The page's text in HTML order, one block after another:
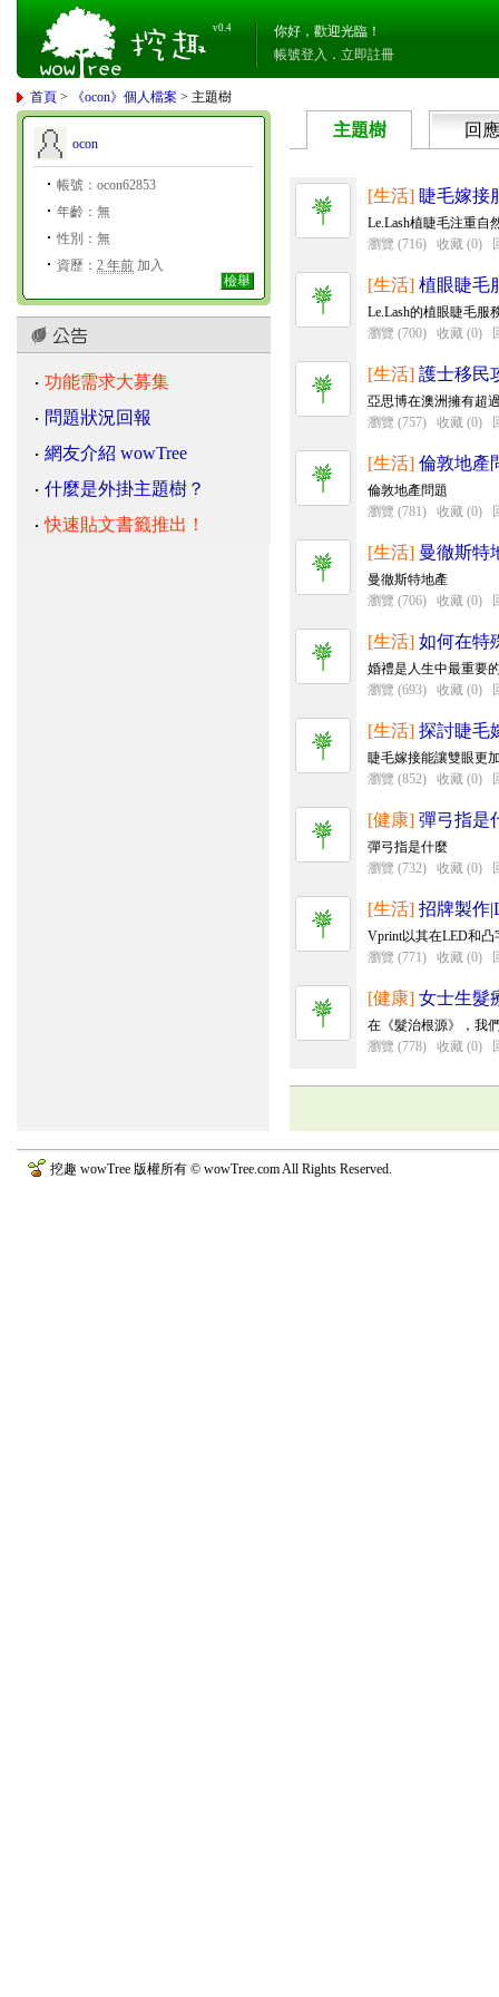
v0.4
你好，歡迎光臨！
帳號登入 ． 立即註冊
首頁 > 《ocon》個人檔案 > 主題樹
ocon
帳號：ocon62853
年齡：無
性別：無
資歷： 2 年前 加入
檢舉
功能需求大募集
問題狀況回報
網友介紹 wowTree
什麼是外掛主題樹？
快速貼文書籤推出！
主題樹 回應
[生活] 睫毛嫁接
Le.Lash植睫毛注重
瀏覽 (716)
收藏 (0)
[生活] 植眼睫毛
Le.Lash的植眼睫毛
瀏覽 (700)
收藏 (0)
[生活] 護士移民
亞思博在澳洲擁有超
瀏覽 (757)
收藏 (0)
[生活] 倫敦地產
倫敦地產問題
瀏覽 (781)
收藏 (0)
[生活] 曼徹斯特
曼徹斯特地產
瀏覽 (706)
收藏 (0)
[生活] 如何在特
婚禮是人生中最重要
瀏覽 (693)
收藏 (0)
[生活] 探討睫毛
睫毛嫁接能讓雙眼更
瀏覽 (852)
收藏 (0)
[健康] 彈弓指是
彈弓指是什麼
瀏覽 (732)
收藏 (0)
[生活] 招牌製作
Vprint以其在LED和
瀏覽 (771)
收藏 (0)
[健康] 女士生髮
在《髮治根源》，我
瀏覽 (778)
收藏 (0)
挖趣 wowTree 版權所有 © wowTree.com All Rights Reserved.